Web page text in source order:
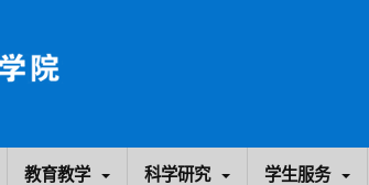
教育教学 科学研究 学生服务